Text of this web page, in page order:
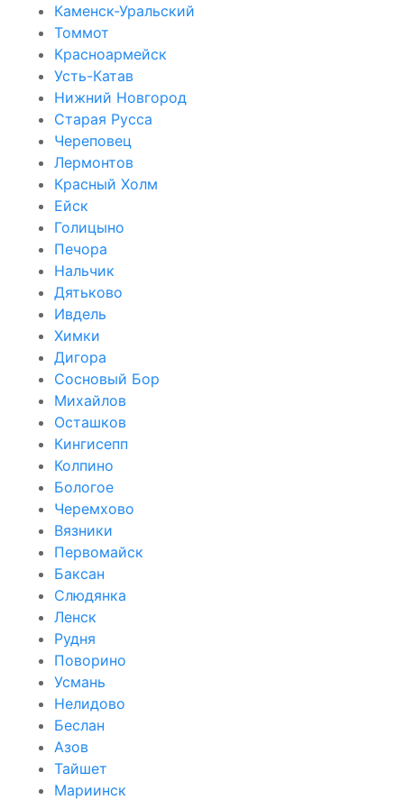
Каменск-Уральский
Томмот
Красноармейск
Усть-Катав
Нижний Новгород
Старая Русса
Череповец
Лермонтов
Красный Холм
Ейск
Голицыно
Печора
Нальчик
Дятьково
Ивдель
Химки
Дигора
Сосновый Бор
Михайлов
Осташков
Кингисепп
Колпино
Бологое
Черемхово
Вязники
Первомайск
Баксан
Слюдянка
Ленск
Рудня
Поворино
Усмань
Нелидово
Беслан
Азов
Тайшет
Мариинск